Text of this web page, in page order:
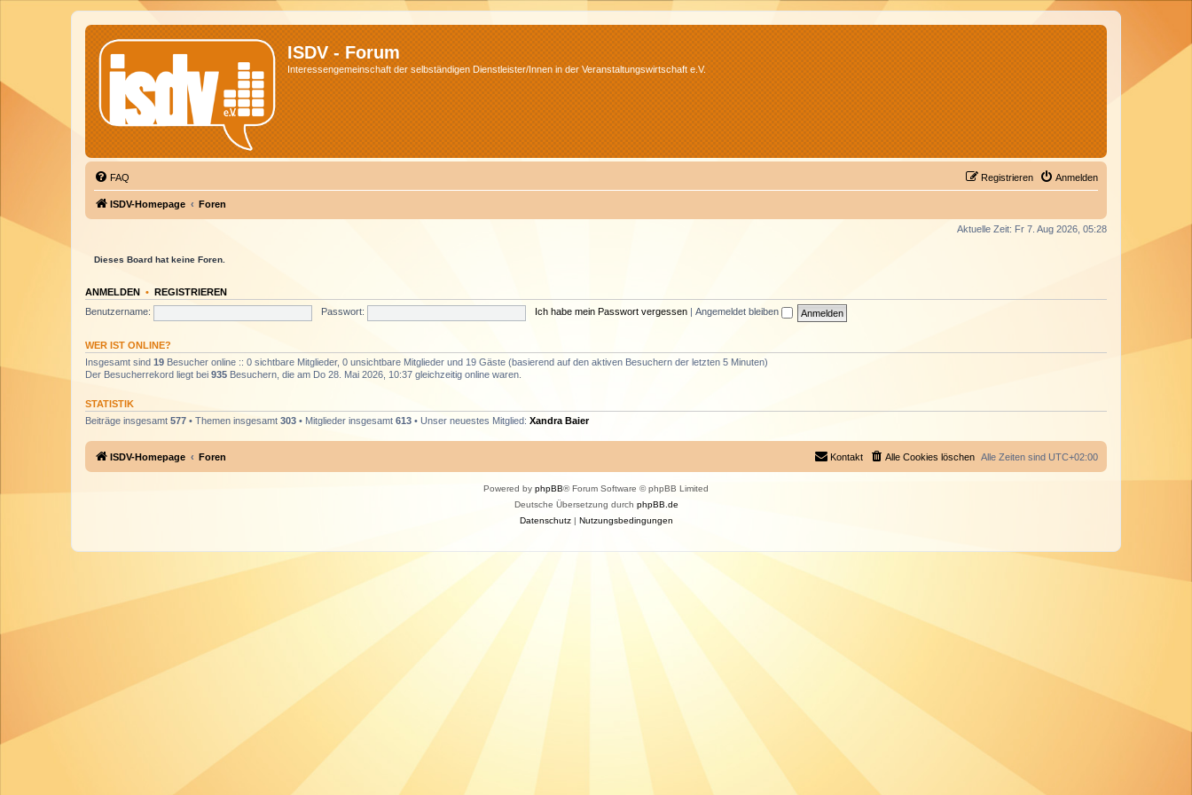
ISDV - Forum
Interessengemeinschaft der selbständigen Dienstleister/Innen in der Veranstaltungswirtschaft e.V.
FAQ Anmelden
Registrieren
ISDV-Homepage Foren
Aktuelle Zeit: Fr 7. Aug 2026, 05:28
Dieses Board hat keine Foren.
ANMELDEN • REGISTRIEREN
Benutzername:
Passwort: Ich habe mein Passwort vergessen Angemeldet bleiben
WER IST ONLINE?
Insgesamt sind 19 Besucher online :: 0 sichtbare Mitglieder, 0 unsichtbare Mitglieder und 19 Gäste (basierend auf den aktiven Besuchern der letzten 5 Minuten)
Der Besucherrekord liegt bei 935 Besuchern, die am Do 28. Mai 2026, 10:37 gleichzeitig online waren.
STATISTIK
Beiträge insgesamt 577 • Themen insgesamt 303 • Mitglieder insgesamt 613 • Unser neuestes Mitglied: Xandra Baier
ISDV-Homepage Foren Alle Zeiten sind UTC+02:00
Alle Cookies löschen
Kontakt
Powered by phpBB® Forum Software © phpBB Limited
Deutsche Übersetzung durch phpBB.de
Datenschutz| Nutzungsbedingungen